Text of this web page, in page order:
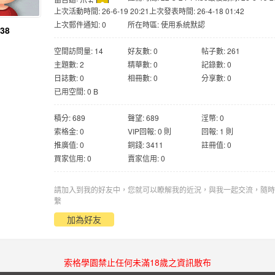
上次活動時間: 26-6-19 20:21 上次發表時間: 26-4-18 01:42
上次郵件通知: 0
所在時區: 使用系統默認
空間訪問量: 14 好友數: 0
帖子數: 261
主題數: 2
精華數: 0
記錄數: 0
日誌數: 0
相冊數: 0
分享數: 0
已用空間: 0 B
積分: 689 聲望: 689
淫幣: 0
索格金: 0
VIP回報: 0 則
回報: 1 則
推廣值: 0
銅錢: 3411
註冊值: 0
買家信用: 0
賣家信用: 0
請加入到我的好友中，您就可以瞭解我的近況，與我一起交流，隨
繫
加為好友
索格學園禁止任何未滿18歲之資訊散布